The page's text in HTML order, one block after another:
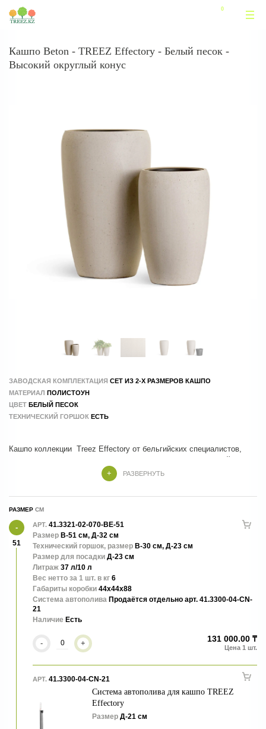
Кашпо Beton - TREEZ Effectory - Белый песок -
Высокий округлый конус
ЗАВОДСКАЯ КОМПЛЕКТАЦИЯ СЕТ ИЗ 2-Х РАЗМЕРОВ КАШПО
МАТЕРИАЛ ПОЛИСТОУН
ЦВЕТ БЕЛЫЙ ПЕСОК
ТЕХНИЧЕСКИЙ ГОРШОК ЕСТЬ
Кашпо коллекции Treez Effectory от бельгийских специалистов,
которые учли все тренды и особенности современного дизайна
Производство - 100 % ручной труд.
РАЗВЕРНУТЬ
РАЗМЕР
51
АРТ. 41.3321-02-070-BE-51
Размер В-51 см, Д-32 см
Технический горшок, размер В-30 см, Д-23 см
Размер для посадки Д-23 см
Литраж 37 л/10 л
Вес нетто за 1 шт. в кг 6
Габариты коробки 44x44x88
Система автополива Продаётся отдельно арт. 41.3300-04-CN-
21
Наличие Есть
- + 131 000.00 ₸
АРТ. 41.3300-04-CN-21
Система автополива для кашпо TREEZ
Effectory
Размер Д-21 см